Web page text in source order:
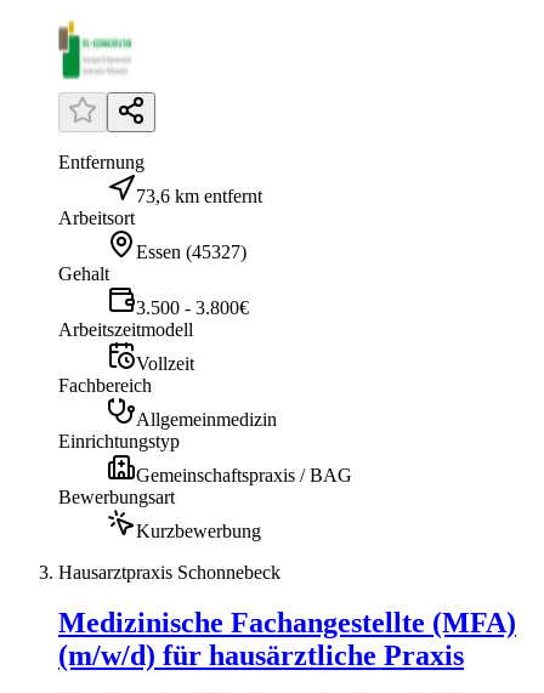
Entfernung
73,6 km entfernt
Arbeitsort
Essen (45327)
Gehalt
3.500 - 3.800€
Arbeitszeitmodell
Vollzeit
Fachbereich
Allgemeinmedizin
Einrichtungstyp
Gemeinschaftspraxis / BAG
Bewerbungsart
Kurzbewerbung
Hausarztpraxis Schonnebeck
Medizinische Fachangestellte (MFA)
(m/w/d) für hausärztliche Praxis